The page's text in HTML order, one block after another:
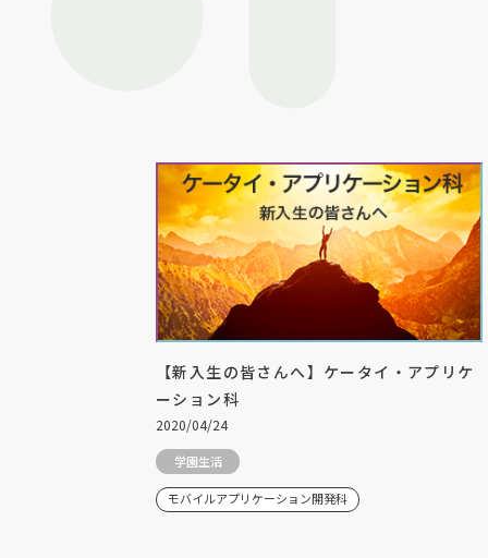
【新入生の皆さんへ】ケータイ・アプリケ
ーション科
2020/04/24
学園生活
モバイルアプリケーション開発科